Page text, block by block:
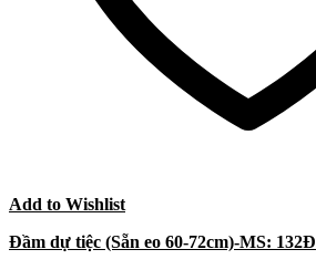
Add to Wishlist
Đầm dự tiệc (Sẵn eo 60-72cm)-MS: 132Đ